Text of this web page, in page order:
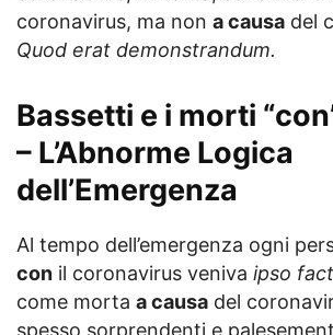
coronavirus, ma non a causa del
Quod erat demonstrandum.
Bassetti e i morti
– L’Abnorme Logica
dell’Emergenza
Al tempo dell’emergenza ogni
con il coronavirus veniva ipso
come morta a causa del
spesso sorprendenti e